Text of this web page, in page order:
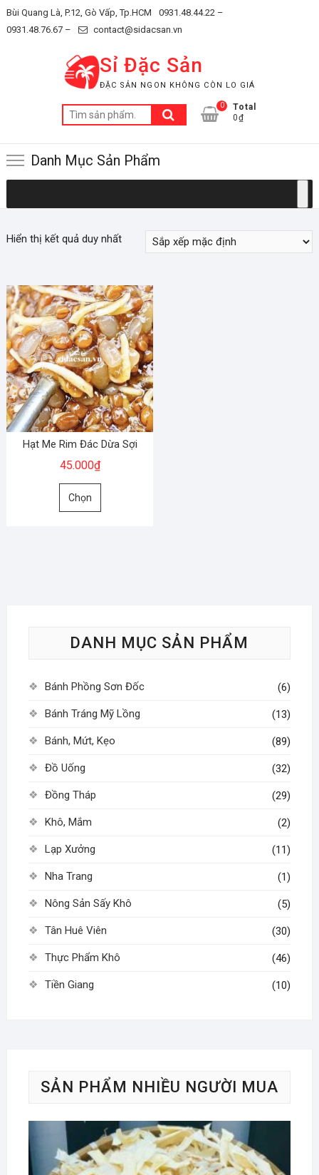
Skip
to
Bùi Quang Là, P.12, Gò Vấp, Tp.HCM
0931.48.44.22 –
0931.48.76.67 –
contact@sidacsan.vn
Sỉ Đặc Sản
ĐẶC SẢN NGON KHÔNG CÒN LO GIÁ
Tìm
kiếm:
0
Total
0₫
Danh Mục Sản Phẩm
Hiển thị kết quả duy nhất
Hạt Me Rim Đác Dừa Sợi
45.000₫
Chọn
Sản
chọn
được
chọn
trang
DANH MỤC SẢN PHẨM
Bánh Phồng Sơn Đốc (6)
Bánh Tráng Mỹ Lồng (13)
Bánh, Mứt, Kẹo (89)
Đồ Uống (32)
Đồng Tháp (29)
Khô, Mắm (2)
Lạp Xưởng (11)
Nha Trang (1)
Nông Sản Sấy Khô (5)
Tân Huê Viên (30)
Thực Phẩm Khô (46)
Tiền Giang (10)
SẢN PHẨM NHIỀU NGƯỜI MUA